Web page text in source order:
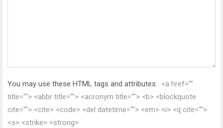
You may use these HTML tags and attributes: <a href=""
title=""> <abbr title=""> <acronym title=""> <b> <blockquote
cite=""> <cite> <code> <del datetime=""> <em> <i> <q cite="">
<s> <strike> <strong>